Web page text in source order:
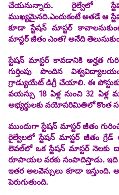
చేయనున్నారు. రైల్వేలో
ముఖ్యమైనది.ఎందుకంటే అతడే ఆ
కూడా స్టేషన్ మాస్టర్
మాస్టర్ జీతం ఎంత? అనేది
స్టేషన్ మాస్టర్ కావడానికి అర్హత
గుర్తింపు పొందిన
గ్రాడ్యుయేట్ డిగ్రీ చేయాలి. ఈ పోస్టుకు
వయస్సు 18 ఏళ్ల నుంచి 32
అభ్యర్థులకు వయోపరిమితిలో కొంత
ముందుగా స్టేషన్ మాస్టర్ జీతం
రైల్వేలలో స్టేషన్ మాస్టర్ జీతం గ్రేడ్
లెవల్‌లో ఒక స్టేషన్ మాస్టర్ నెలకు
రూపాయల వరకు సంపాదిస్తాడు. ఇది
ఇతర అలవెన్సులు కూడా
పెరుగుతుంది.